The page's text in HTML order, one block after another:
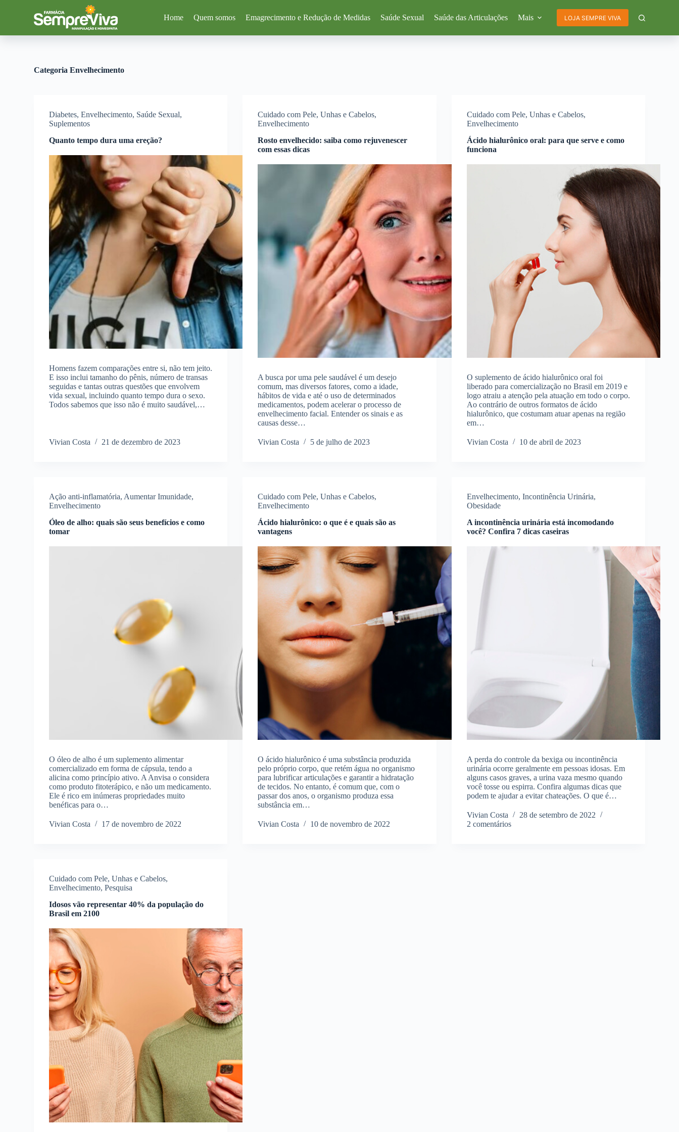
a
Home Quem somos Emagrecimento e Redução de Medidas Saúde Sexual Saúde das Articulações Mais LOJA SEMPRE VIVA
Categoria Envelhecimento
Diabetes,Envelhecimento, Saúde Sexual,
Suplementos
Quanto tempo dura uma ereção?
Homens fazem comparações entre si, não tem jeito.
E isso inclui tamanho do pênis, número de transas
seguidas e tantas outras questões que envolvem
vida sexual, incluindo quanto tempo dura o sexo.
Todos sabemos que isso não é muito saudável,…
Vivian Costa 21 de dezembro de 2023
Cuidado com Pele, Unhas e Cabelos,
Envelhecimento
Rosto envelhecido: saiba como rejuvenescer
com essas dicas
A busca por uma pele saudável é um desejo
comum, mas diversos fatores, como a idade,
hábitos de vida e até o uso de determinados
medicamentos, podem acelerar o processo de
envelhecimento facial. Entender os sinais e as
causas desse…
Vivian Costa 5 de julho de 2023
Cuidado com Pele, Unhas e Cabelos,
Envelhecimento
Ácido hialurônico oral: para que serve e como
funciona
O suplemento de ácido hialurônico oral foi
liberado para comercialização no Brasil em 2019 e
logo atraiu a atenção pela atuação em todo o corpo.
Ao contrário de outros formatos de ácido
hialurônico, que costumam atuar apenas na região
em…
Vivian Costa 10 de abril de 2023
Ação anti-inflamatória, Aumentar Imunidade,
Envelhecimento
Óleo de alho: quais são seus benefícios e como
tomar
O óleo de alho é um suplemento alimentar
comercializado em forma de cápsula, tendo a
alicina como princípio ativo. A Anvisa o considera
como produto fitoterápico, e não um medicamento.
Ele é rico em inúmeras propriedades muito
benéficas para o…
Vivian Costa 17 de novembro de 2022
Cuidado com Pele, Unhas e Cabelos,
Envelhecimento
Ácido hialurônico: o que é e quais são as
vantagens
O ácido hialurônico é uma substância produzida
pelo próprio corpo, que retém água no organismo
para lubrificar articulações e garantir a hidratação
de tecidos. No entanto, é comum que, com o
passar dos anos, o organismo produza essa
substância em…
Vivian Costa 10 de novembro de 2022
Envelhecimento, Incontinência Urinária,
Obesidade
A incontinência urinária está incomodando
você? Confira 7 dicas caseiras
A perda do controle da bexiga ou incontinência
urinária ocorre geralmente em pessoas idosas. Em
alguns casos graves, a urina vaza mesmo quando
você tosse ou espirra. Confira algumas dicas que
podem te ajudar a evitar chateações. O que é…
Vivian Costa
28 de setembro de 2022
2 comentários
Cuidado com Pele, Unhas e Cabelos,
Envelhecimento,Pesquisa
Idosos vão representar 40% da população do
Brasil em 2100